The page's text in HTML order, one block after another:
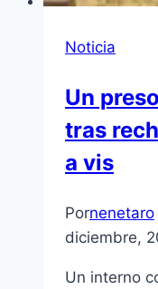
Noticia
Un
tras
a vis
Pornenetaro
diciembre,
Un interno